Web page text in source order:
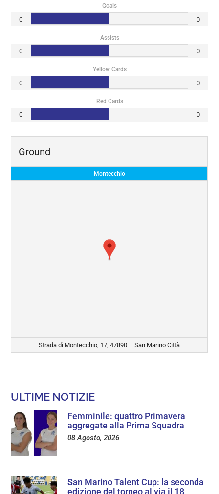
Goals
0 0
Assists
0 0
Yellow Cards
0 0
Red Cards
0 0
Ground
Montecchio
Strada di Montecchio, 17, 47890 – San Marino Città
ULTIME NOTIZIE
Femminile: quattro Primavera
aggregate alla Prima Squadra
08 Agosto, 2026
San Marino Talent Cup: la seconda
edizione del torneo al via il 18